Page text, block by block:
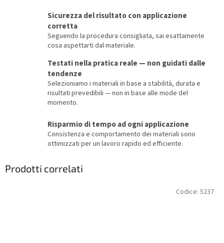
Sicurezza del risultato con applicazione
corretta
Seguendo la procedura consigliata, sai esattamente
cosa aspettarti dal materiale.
Testati nella pratica reale — non guidati dalle
tendenze
Selezioniamo i materiali in base a stabilità, durata e
risultati prevedibili — non in base alle mode del
momento.
Risparmio di tempo ad ogni applicazione
Consistenza e comportamento dei materiali sono
ottimizzati per un lavoro rapido ed efficiente.
Prodotti correlati
Codice: 5237